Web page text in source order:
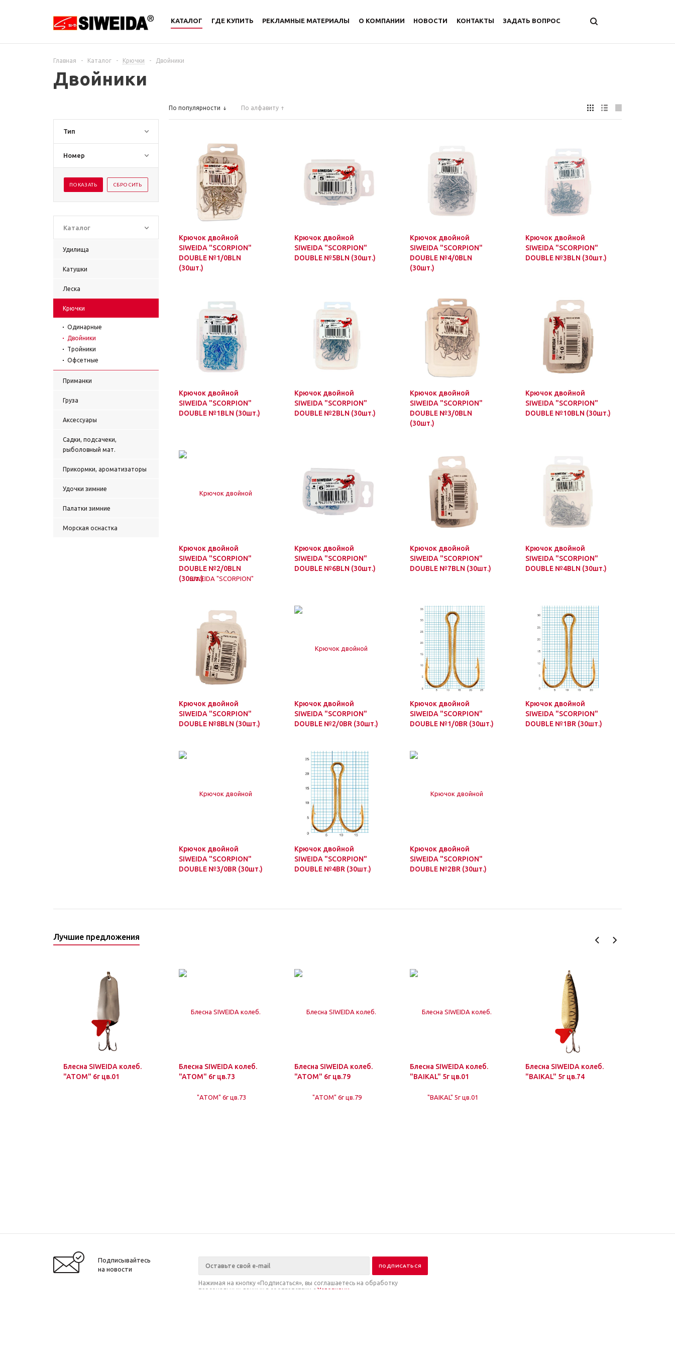
КАТАЛОГ ГДЕ КУПИТЬ РЕКЛАМНЫЕ МАТЕРИАЛЫ О КОМПАНИИ НОВОСТИ КОНТАКТЫ ЗАДАТЬ ВОПРОС
Главная - Каталог - Крючки - Двойники
Двойники
Тип
Номер
Каталог
Удилища
Катушки
Леска
Крючки
Одинарные
Двойники
Тройники
Офсетные
Приманки
Груза
Аксессуары
Садки, подсачеки,
рыболовный мат.
Прикормки, ароматизаторы
Удочки зимние
Палатки зимние
Морская оснастка
По популярности По алфавиту
Крючок двойной
SIWEIDA "SCORPION"
DOUBLE №1/0BLN
(30шт.)
Крючок двойной
SIWEIDA "SCORPION"
DOUBLE №5BLN (30шт.)
Крючок двойной
SIWEIDA "SCORPION"
DOUBLE №4/0BLN
(30шт.)
Крючок двойной
SIWEIDA "SCORPION"
DOUBLE №3BLN (30шт.)
Крючок двойной
SIWEIDA "SCORPION"
DOUBLE №1BLN (30шт.)
Крючок двойной
SIWEIDA "SCORPION"
DOUBLE №2BLN (30шт.)
Крючок двойной
SIWEIDA "SCORPION"
DOUBLE №3/0BLN
(30шт.)
Крючок двойной
SIWEIDA "SCORPION"
DOUBLE №10BLN (30шт.)
Крючок двойной
SIWEIDA "SCORPION"
DOUBLE №2/0BLN
(30шт.)
Крючок двойной
SIWEIDA "SCORPION"
DOUBLE №6BLN (30шт.)
Крючок двойной
SIWEIDA "SCORPION"
DOUBLE №7BLN (30шт.)
Крючок двойной
SIWEIDA "SCORPION"
DOUBLE №4BLN (30шт.)
Крючок двойной
SIWEIDA "SCORPION"
DOUBLE №8BLN (30шт.)
Крючок двойной
SIWEIDA "SCORPION"
DOUBLE №2/0BR (30шт.)
Крючок двойной
SIWEIDA "SCORPION"
DOUBLE №1/0BR (30шт.)
Крючок двойной
SIWEIDA "SCORPION"
DOUBLE №1BR (30шт.)
Крючок двойной
SIWEIDA "SCORPION"
DOUBLE №3/0BR (30шт.)
Крючок двойной
SIWEIDA "SCORPION"
DOUBLE №4BR (30шт.)
Крючок двойной
SIWEIDA "SCORPION"
DOUBLE №2BR (30шт.)
Лучшие предложения
Блесна SIWEIDA колеб.
"ATOM" 6г цв.01
Блесна SIWEIDA колеб.
"ATOM" 6г цв.73
Блесна SIWEIDA колеб.
"ATOM" 6г цв.79
Блесна SIWEIDA колеб.
"BAIKAL" 5г цв.01
Блесна SIWEIDA колеб.
"BAIKAL" 5г цв.74
Подписывайтесь
на новости
Нажимая на кнопку «Подписаться», вы соглашаетесь на обработку
персональных данных в соответствии с Условиями